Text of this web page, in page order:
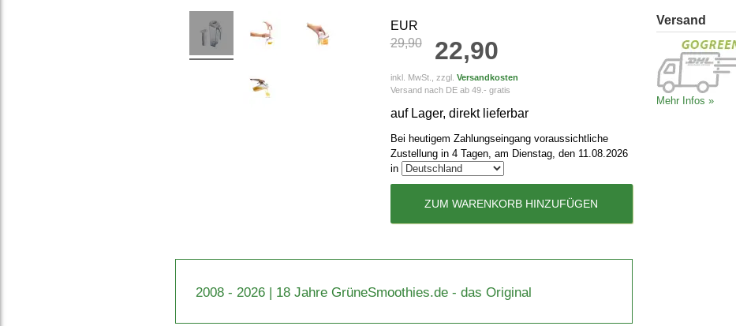
EUR
29,90
22,90
inkl. MwSt., zzgl. Versandkosten
Versand nach DE ab 49.- gratis
auf Lager, direkt lieferbar
Bei heutigem Zahlungseingang voraussichtliche
Zustellung in 4 Tagen, am Dienstag, den 11.08.2026
in
ZUM WARENKORB HINZUFÜGEN
2008 - 2026 | 18 Jahre GrüneSmoothies.de - das Original
Versand
Mehr Infos »